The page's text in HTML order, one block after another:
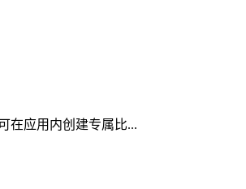
在应用内创建专属比...